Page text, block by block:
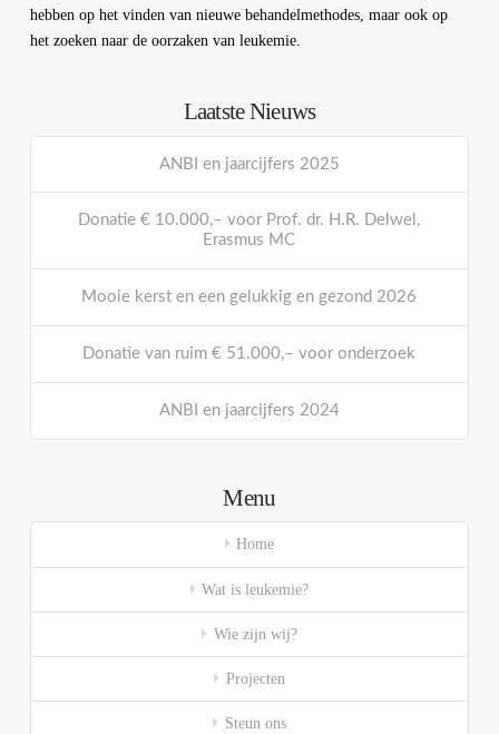
hebben op het vinden van nieuwe behandelmethodes, maar ook op
het zoeken naar de oorzaken van leukemie.
Laatste Nieuws
ANBI en jaarcijfers 2025
Donatie € 10.000,– voor Prof. dr. H.R. Delwel,
Erasmus MC
Mooie kerst en een gelukkig en gezond 2026
Donatie van ruim € 51.000,– voor onderzoek
ANBI en jaarcijfers 2024
Menu
Home
Wat is leukemie?
Wie zijn wij?
Projecten
Steun ons